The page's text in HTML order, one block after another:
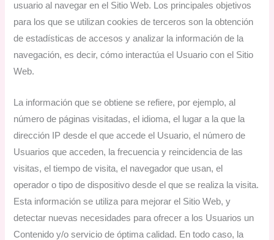
usuario al navegar en el Sitio Web. Los principales objetivos
para los que se utilizan cookies de terceros son la obtención
de estadísticas de accesos y analizar la información de la
navegación, es decir, cómo interactúa el Usuario con el Sitio
Web.
La información que se obtiene se refiere, por ejemplo, al
número de páginas visitadas, el idioma, el lugar a la que la
dirección IP desde el que accede el Usuario, el número de
Usuarios que acceden, la frecuencia y reincidencia de las
visitas, el tiempo de visita, el navegador que usan, el
operador o tipo de dispositivo desde el que se realiza la visita.
Esta información se utiliza para mejorar el Sitio Web, y
detectar nuevas necesidades para ofrecer a los Usuarios un
Contenido y/o servicio de óptima calidad. En todo caso, la